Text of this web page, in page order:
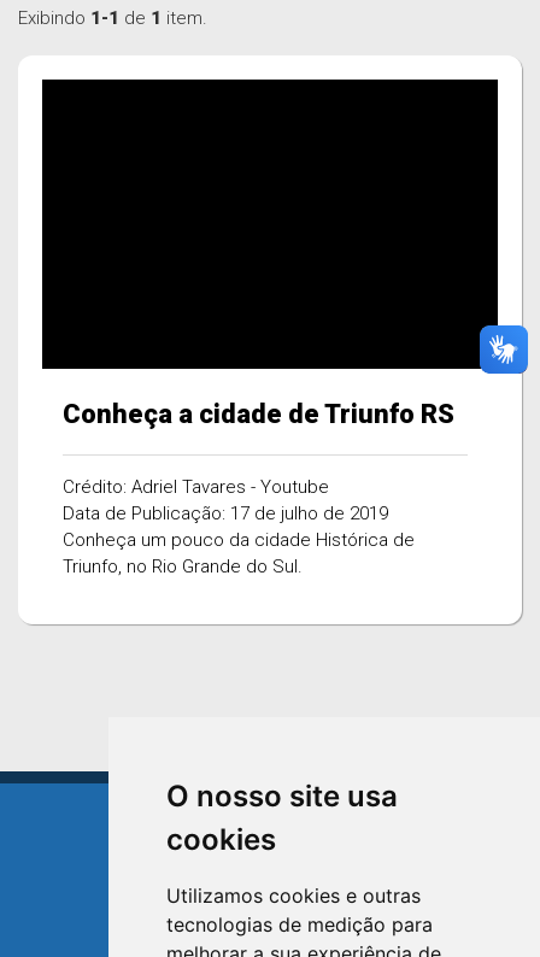
O nosso site usa
cookies
Utilizamos cookies e outras
tecnologias de medição para
Exibindo 1-1 de 1 item.
Conheça a cidade de Triunfo RS
Crédito: Adriel Tavares - Youtube
Data de Publicação: 17 de julho de 2019
Conheça um pouco da cidade Histórica de
Triunfo, no Rio Grande do Sul.
TRIUNFO